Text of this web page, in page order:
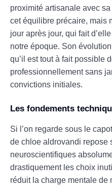
proximité artisanale avec sa
cet équilibre précaire, mais
jour après jour, qui fait
notre époque. Son
qu’il est tout à fait possible
professionnellement sans
convictions initiales.
Les fondements
Si l’on regarde sous le
de chloe aldrovandi repose
neuroscientifiques
drastiquement les choix
réduit la charge mentale de